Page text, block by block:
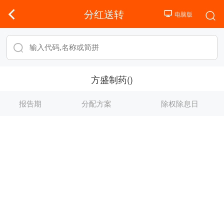
分红送转
方盛制药()
报告期 分配方案 除权除息日